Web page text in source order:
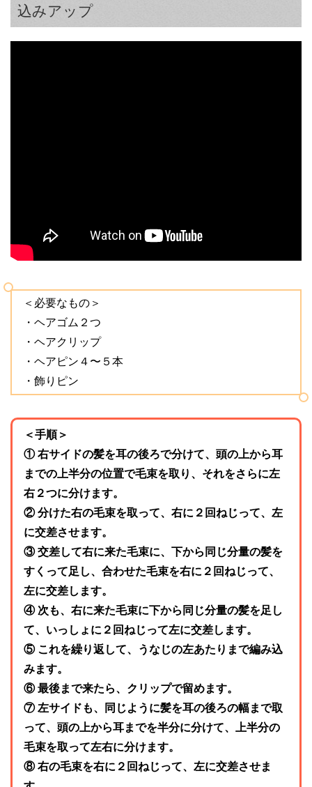
込みアップ
＜必要なもの＞
・ヘアゴム２つ
・ヘアクリップ
・ヘアピン４〜５本
・飾りピン
＜手順＞
① 右サイドの髪を耳の後ろで分けて、頭の上から耳
までの上半分の位置で毛束を取り、それをさらに左
右２つに分けます。
② 分けた右の毛束を取って、右に２回ねじって、左
に交差させます。
③ 交差して右に来た毛束に、下から同じ分量の髪を
すくって足し、合わせた毛束を右に２回ねじって、
左に交差します。
④ 次も、右に来た毛束に下から同じ分量の髪を足し
て、いっしょに２回ねじって左に交差します。
⑤ これを繰り返して、うなじの左あたりまで編み込
みます。
⑥ 最後まで来たら、クリップで留めます。
⑦ 左サイドも、同じように髪を耳の後ろの幅まで取
って、頭の上から耳までを半分に分けて、上半分の
毛束を取って左右に分けます。
⑧ 右の毛束を右に２回ねじって、左に交差させま